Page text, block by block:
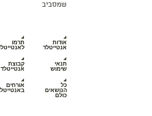
שמסביב
אודות
אנטייטלד
תרמו
תנאי
שימוש
קבוצת
אנטייטלד
כל
הנושאים
כולם
אורחים